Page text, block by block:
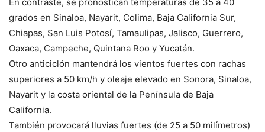
grados en Sinaloa, Nayarit, Colima, Baja California Sur,
Chiapas, San Luis Potosí, Tamaulipas, Jalisco, Guerrero,
Oaxaca, Campeche, Quintana Roo y Yucatán.
Otro anticiclón mantendrá los vientos fuertes con rachas
superiores a 50 km/h y oleaje elevado en Sonora, Sinaloa,
Nayarit y la costa oriental de la Península de Baja
California.
También provocará lluvias fuertes (de 25 a 50 milímetros)